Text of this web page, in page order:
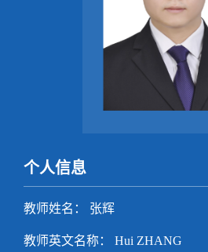
个人信息
教师姓名： 张辉
教师英文名称： Hui ZHANG